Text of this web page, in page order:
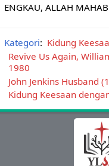
ENGKAU, ALLAH
Kategori: Kidung
Revive Us Again,
1980
John Jenkins Husband
Kidung Keesaan